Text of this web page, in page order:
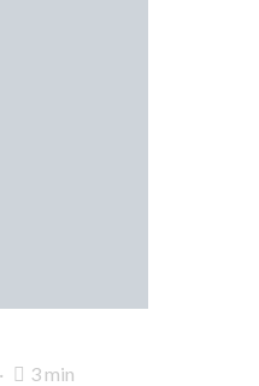
3 min